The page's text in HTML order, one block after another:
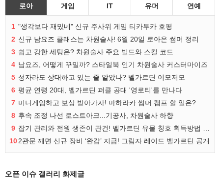
로아 게임 IT 유머 연예
1 "생각보다 재밌네" 신규 주사위 게임 티카투카 호평
2 신규 남요즈 클래스는 차원술사! 6월 20일 로아온 썸머 정리
3 쉽고 강한 세팅은? 차원술사 주요 빌드와 스킬 코드
4 남요즈, 어떻게 꾸밀까? 스타일북 인기 차원술사 커스터마이즈
5 성자라도 상대하고 있는 줄 알았나? 벨가르딘 이모저모
6 평균 연령 20대, 벨가르딘 퍼클 공대 '영로티'를 만나다
7 미니게임하고 보상 받아가자! 마하라카 썸머 캠프 할 일은?
8 후속 조정 나선 로스트아크...기공사, 차원술사 하향
9
잡기 관리와 전원 생존이 관건! 벨가르딘 유물 칭호 획득방법 정리
102관문 깨면 신규 장비 ‘완갑’ 지급! 그림자 레이드 벨가르딘 공개
오픈 이슈 갤러리 화제글